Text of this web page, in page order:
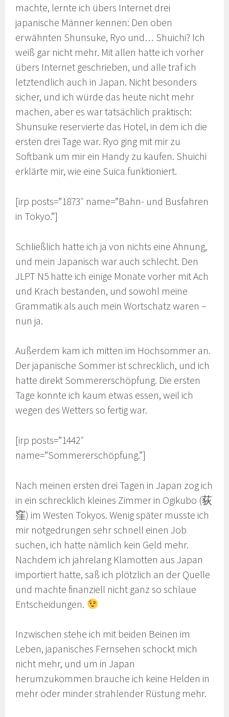
machte, lernte ich übers Internet drei
japanische Männer kennen: Den oben
erwähnten Shunsuke, Ryo und… Shuichi? Ich
weiß gar nicht mehr. Mit allen hatte ich vorher
übers Internet geschrieben, und alle traf ich
letztendlich auch in Japan. Nicht besonders
sicher, und ich würde das heute nicht mehr
machen, aber es war tatsächlich praktisch:
Shunsuke reservierte das Hotel, in dem ich die
ersten drei Tage war. Ryo ging mit mir zu
Softbank um mir ein Handy zu kaufen. Shuichi
erklärte mir, wie eine Suica funktioniert.
[irp posts=”1873″ name=”Bahn- und Busfahren
in Tokyo.”]
Schließlich hatte ich ja von nichts eine Ahnung,
und mein Japanisch war auch schlecht. Den
JLPT N5 hatte ich einige Monate vorher mit Ach
und Krach bestanden, und sowohl meine
Grammatik als auch mein Wortschatz waren –
nun ja.
Außerdem kam ich mitten im Hochsommer an.
Der japanische Sommer ist schrecklich, und ich
hatte direkt Sommererschöpfung. Die ersten
Tage konnte ich kaum etwas essen, weil ich
wegen des Wetters so fertig war.
[irp posts=”1442″
name=”Sommererschöpfung.”]
Nach meinen ersten drei Tagen in Japan zog ich
in ein schrecklich kleines Zimmer in Ogikubo (荻
窪) im Westen Tokyos. Wenig später musste ich
mir notgedrungen sehr schnell einen Job
suchen, ich hatte nämlich kein Geld mehr.
Nachdem ich jahrelang Klamotten aus Japan
importiert hatte, saß ich plötzlich an der Quelle
und machte finanziell nicht ganz so schlaue
Entscheidungen.
Inzwischen stehe ich mit beiden Beinen im
Leben, japanisches Fernsehen schockt mich
nicht mehr, und um in Japan
herumzukommen brauche ich keine Helden in
mehr oder minder strahlender Rüstung mehr.